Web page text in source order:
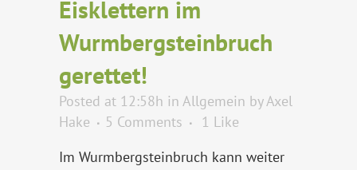
Eisklettern im
Wurmbergsteinbruch
gerettet!
Posted at 12:58h in Allgemein byAxel
Hake
5 Comments 1 Like
Im Wurmbergsteinbruch kann weiter